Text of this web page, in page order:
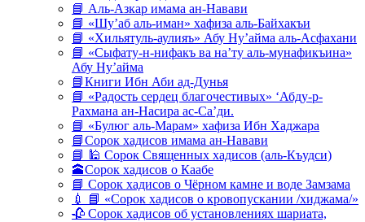
📘 Аль-Азкар имама ан-Навави
📘 «Шу’аб аль-иман» хафиза аль-Байхакъи
📘 «Хильятуль-аулияъ» Абу Ну’айма аль-Асфахани
📘 «Сыфату-н-нифакъ ва на’ту аль-мунафикъина»
Абу Ну’айма
📘Книги Ибн Аби ад-Дунья
📘 «Радость сердец благочестивых» ‘Абду-р-
Рахмана ан-Насира ас-Са’ди.
📘 «Булюг аль-Марам» хафиза Ибн Хаджара
📘Сорок хадисов имама ан-Навави
📘 🕌 Сорок Священных хадисов (аль-Къудси)
🕋Сорок хадисов о Каабе
📘 Сорок хадисов о Чёрном камне и воде Замзама
💉 📘 «Сорок хадисов о кровопускании /хиджама/»
🥀 Сорок хадисов об установлениях шариата,